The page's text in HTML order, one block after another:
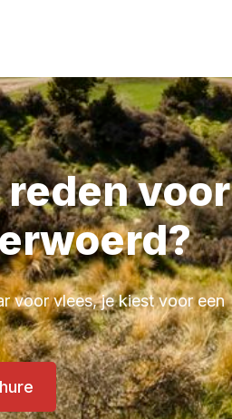
reden voor
voor vlees, je kiest voor een